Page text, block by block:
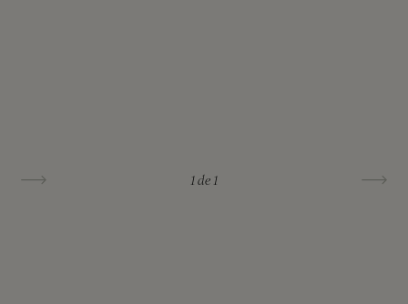
1de 1